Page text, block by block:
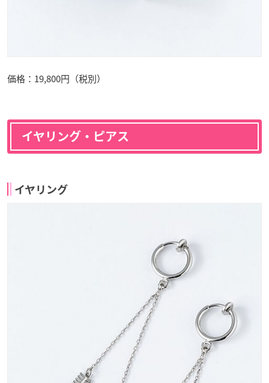
価格：19,800円（税別）
イヤリング・ピアス
イヤリング